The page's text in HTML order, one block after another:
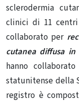
sclerodermia
clinici di 11
collaborato per
cutanea diffusa in
hanno
statunitense della
registro è